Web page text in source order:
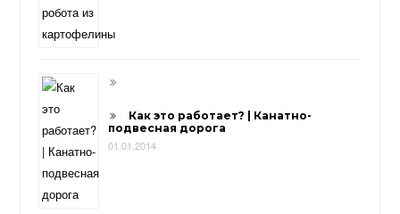
Как это работает? | Канатно-
подвесная дорога
01.01.2014